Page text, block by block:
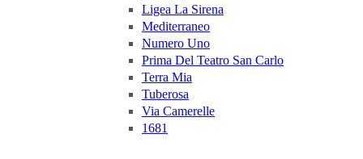
Ligea La Sirena
Mediterraneo
Numero Uno
Prima Del Teatro San Carlo
Terra Mia
Tuberosa
Via Camerelle
1681